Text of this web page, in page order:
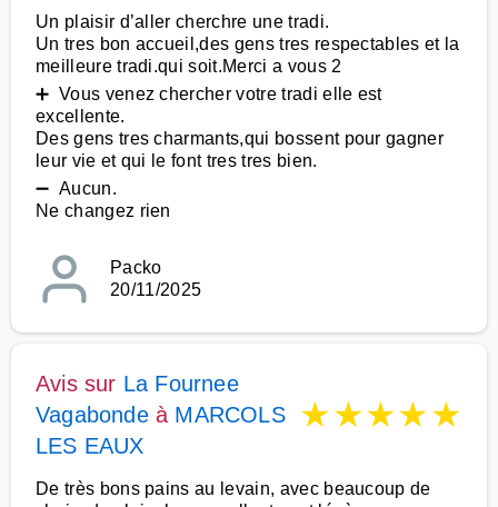
Un plaisir d’aller cherchre une tradi.
Un tres bon accueil,des gens tres respectables et la
meilleure tradi.qui soit.Merci a vous 2
➕ Vous venez chercher votre tradi elle est
excellente.
Des gens tres charmants,qui bossent pour gagner
leur vie et qui le font tres tres bien.
➖ Aucun.
Ne changez rien
Packo
20/11/2025
Avis sur La Fournee
Vagabondeà MARCOLS
LES EAUX
★★★★★
De très bons pains au levain, avec beaucoup de